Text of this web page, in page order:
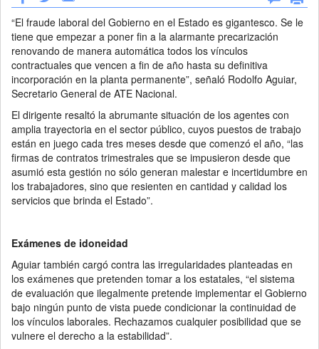
“El fraude laboral del Gobierno en el Estado es gigantesco. Se le
tiene que empezar a poner fin a la alarmante precarización
renovando de manera automática todos los vínculos
contractuales que vencen a fin de año hasta su definitiva
incorporación en la planta permanente”, señaló Rodolfo Aguiar,
Secretario General de ATE Nacional.
El dirigente resaltó la abrumante situación de los agentes con
amplia trayectoria en el sector público, cuyos puestos de trabajo
están en juego cada tres meses desde que comenzó el año, “las
firmas de contratos trimestrales que se impusieron desde que
asumió esta gestión no sólo generan malestar e incertidumbre en
los trabajadores, sino que resienten en cantidad y calidad los
servicios que brinda el Estado”.
Exámenes de idoneidad
Aguiar también cargó contra las irregularidades planteadas en
los exámenes que pretenden tomar a los estatales, “el sistema
de evaluación que ilegalmente pretende implementar el Gobierno
bajo ningún punto de vista puede condicionar la continuidad de
los vínculos laborales. Rechazamos cualquier posibilidad que se
vulnere el derecho a la estabilidad”.